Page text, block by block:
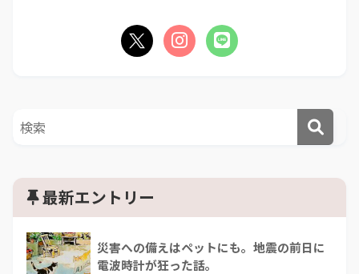
最新エントリー
災害への備えはペットにも。地震の前日に
電波時計が狂った話。